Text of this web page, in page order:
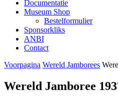
Documentatie
Museum Shop
Bestelformulier
Sponsorkliks
ANBI
Contact
Voorpagina Wereld Jamborees
Wereld Jamboree